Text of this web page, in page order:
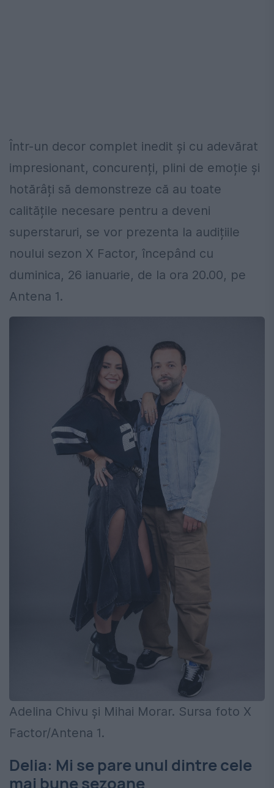
Într-un decor complet inedit și cu adevărat
impresionant, concurenți, plini de emoție și
hotărâți să demonstreze că au toate
calitățile necesare pentru a deveni
superstaruri, se vor prezenta la audițiile
noului sezon X Factor, începând cu
duminica, 26 ianuarie, de la ora 20.00, pe
Antena 1.
Adelina Chivu și Mihai Morar. Sursa foto X
Factor/Antena 1.
Delia: Mi se pare unul dintre cele
mai bune sezoane